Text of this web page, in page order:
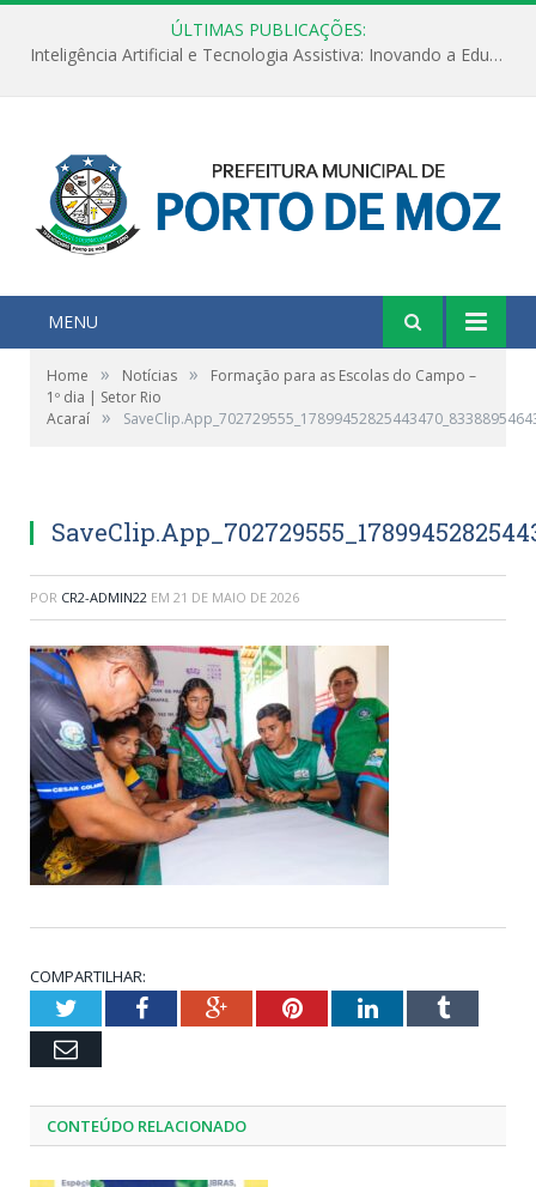
ÚLTIMAS PUBLICAÇÕES:
Inteligência Artificial e Tecnologia Assistiva: Inovando a Educação Especial e Inclusiva
MENU
Home » Notícias »
Formação para as Escolas do Campo –
1º dia | Setor Rio
Acaraí »
POR CR2-ADMIN22 EM 21 DE MAIO DE 2026
COMPARTILHAR:
TwitterFacebookGoogle+PinterestLinkedInTumblr
Email
CONTEÚDO RELACIONADO